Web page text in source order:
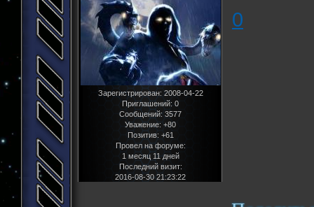
Зарегистрирован: 2008-04-22
Приглашений: 0
Сообщений: 3577
Уважение: +80
Позитив: +61
Провел на форуме:
1 месяц 11 дней
Последний визит:
2016-08-30 21:23:22
0